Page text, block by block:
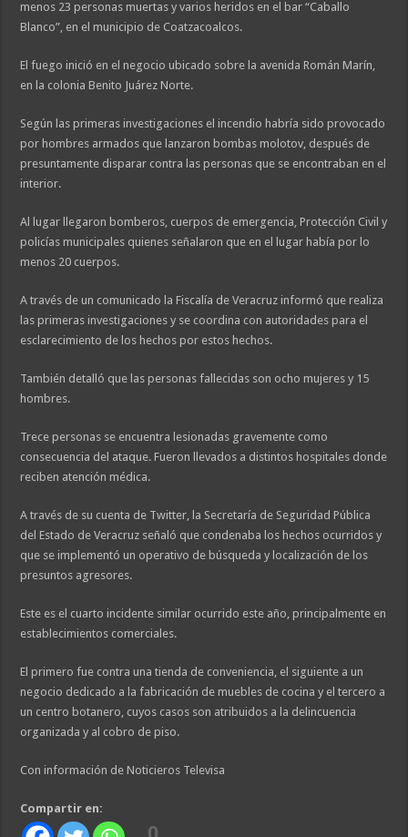
menos 23 personas muertas y varios heridos en el bar “Caballo
Blanco”, en el municipio de Coatzacoalcos.
El fuego inició en el negocio ubicado sobre la avenida Román Marín,
en la colonia Benito Juárez Norte.
Según las primeras investigaciones el incendio habría sido provocado
por hombres armados que lanzaron bombas molotov, después de
presuntamente disparar contra las personas que se encontraban en el
interior.
Al lugar llegaron bomberos, cuerpos de emergencia, Protección Civil y
policías municipales quienes señalaron que en el lugar había por lo
menos 20 cuerpos.
A través de un comunicado la Fiscalía de Veracruz informó que realiza
las primeras investigaciones y se coordina con autoridades para el
esclarecimiento de los hechos por estos hechos.
También detalló que las personas fallecidas son ocho mujeres y 15
hombres.
Trece personas se encuentra lesionadas gravemente como
consecuencia del ataque. Fueron llevados a distintos hospitales donde
reciben atención médica.
A través de su cuenta de Twitter, la Secretaría de Seguridad Pública
del Estado de Veracruz señaló que condenaba los hechos ocurridos y
que se implementó un operativo de búsqueda y localización de los
presuntos agresores.
Este es el cuarto incidente similar ocurrido este año, principalmente en
establecimientos comerciales.
El primero fue contra una tienda de conveniencia, el siguiente a un
negocio dedicado a la fabricación de muebles de cocina y el tercero a
un centro botanero, cuyos casos son atribuidos a la delincuencia
organizada y al cobro de piso.
Con información de Noticieros Televisa
Compartir en: